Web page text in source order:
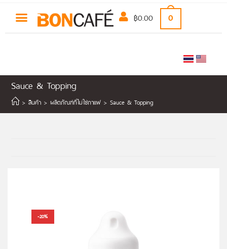
฿0.00 0
Sauce & Topping
> สินค้า > ผลิตภัณฑ์ที่ไม่ใช่กาแฟ > Sauce & Topping
-20%